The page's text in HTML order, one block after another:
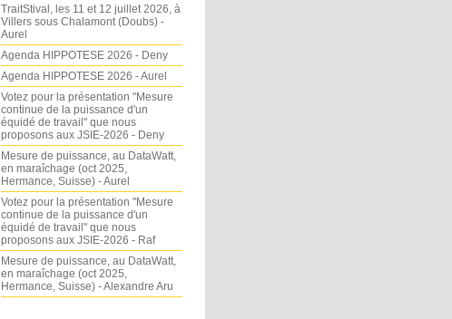
TraitStival, les 11 et 12 juillet 2026, à
Villers sous Chalamont (Doubs) -
Aurel
Agenda HIPPOTESE 2026 - Deny
Agenda HIPPOTESE 2026 - Aurel
Votez pour la présentation "Mesure
continue de la puissance d'un
équidé de travail" que nous
proposons aux JSIE-2026 - Deny
Mesure de puissance, au DataWatt,
en maraîchage (oct 2025,
Hermance, Suisse) - Aurel
Votez pour la présentation "Mesure
continue de la puissance d'un
équidé de travail" que nous
proposons aux JSIE-2026 - Raf
Mesure de puissance, au DataWatt,
en maraîchage (oct 2025,
Hermance, Suisse) - Alexandre Aru